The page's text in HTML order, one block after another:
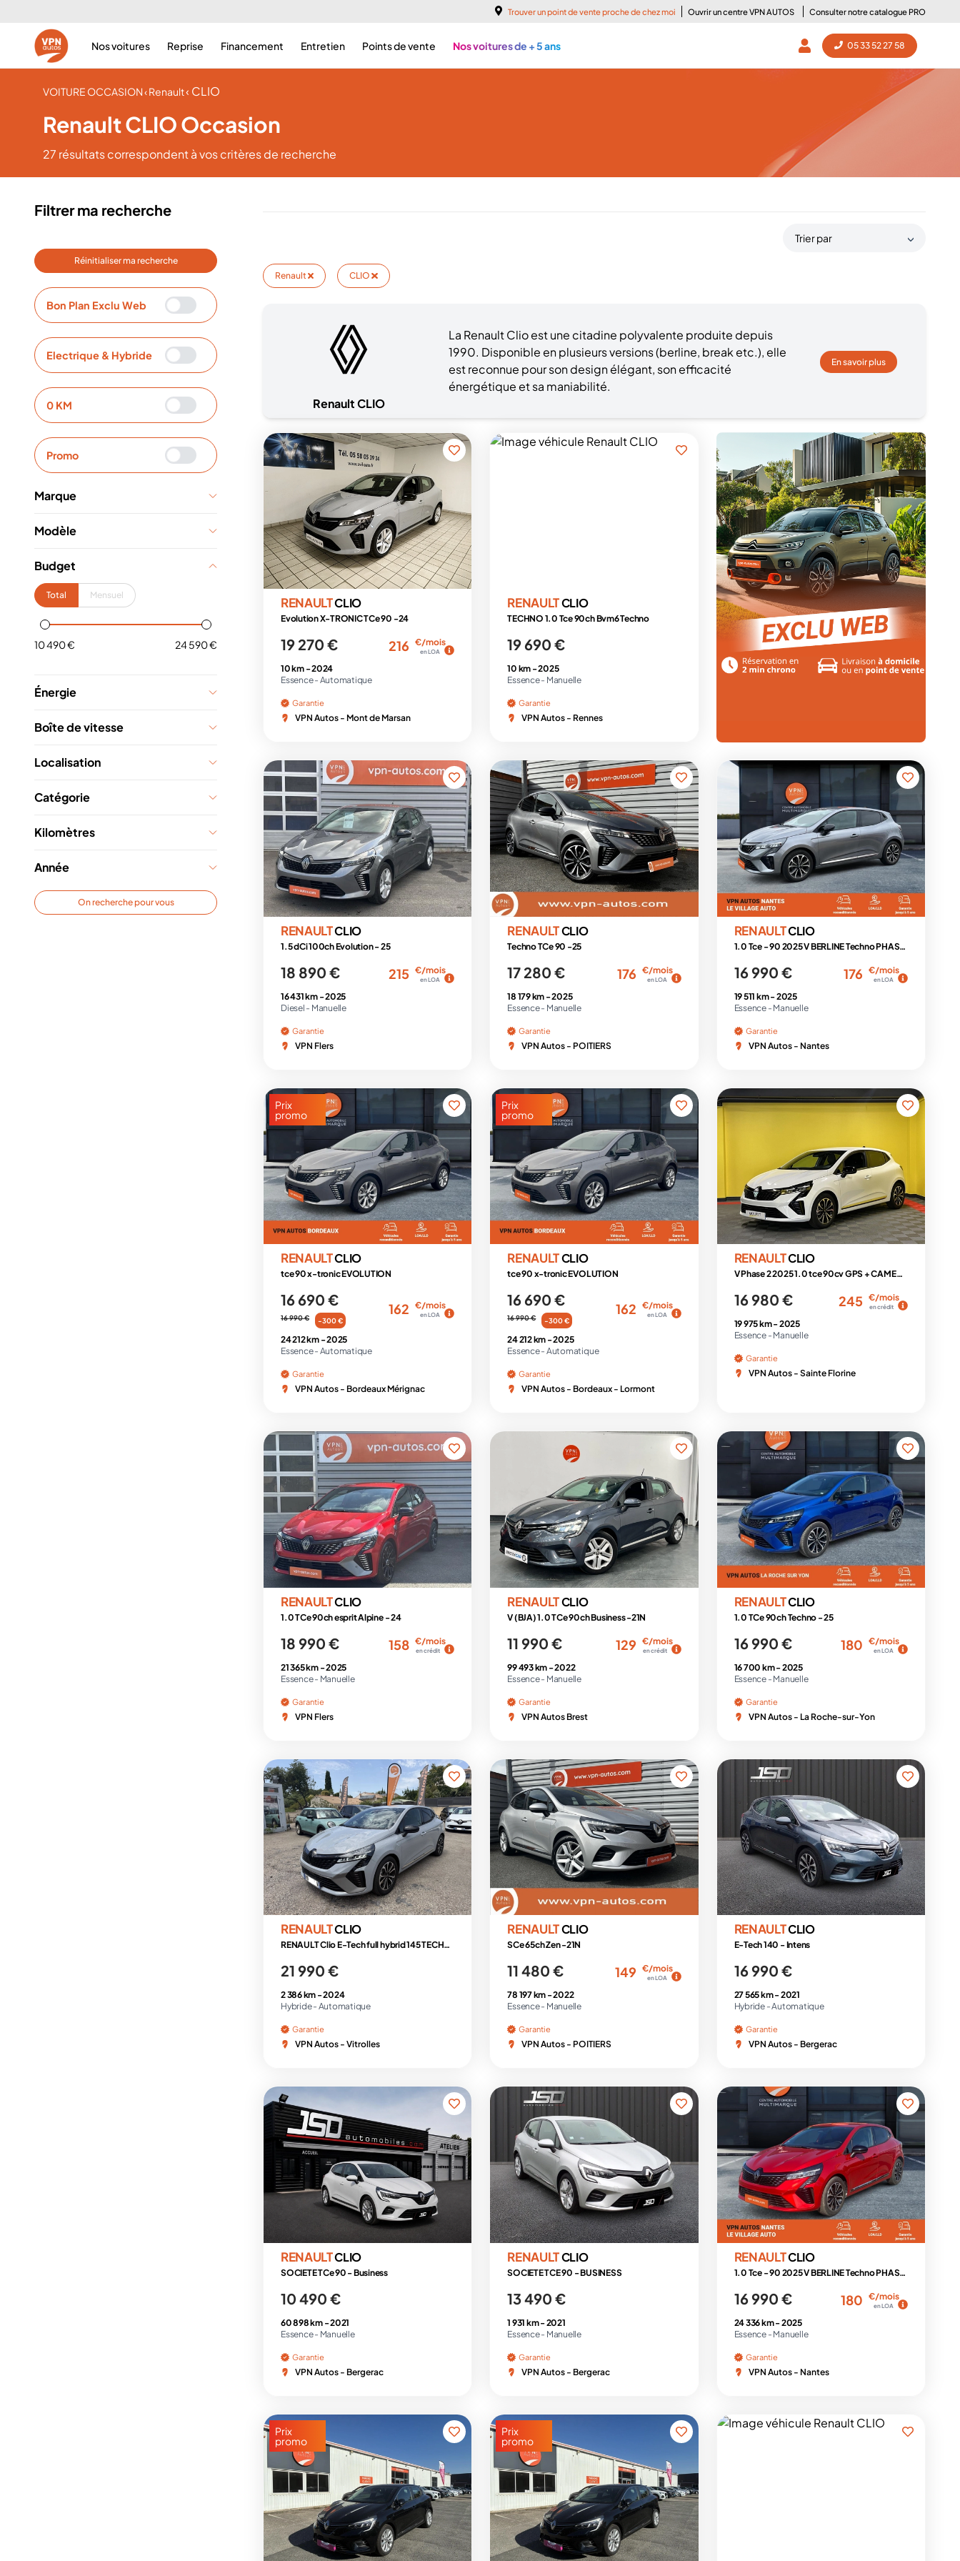
Trouver un point de vente proche de chez moi Ouvrir un centre VPN AUTOS Consulter notre catalogue PRO
05 33 52 27 58
Nos voitures Reprise Financement Entretien Points de vente Nos voitures de + 5 ans
VOITURE OCCASION‹ Renault‹ CLIO
Renault CLIO Occasion
27 résultatscorrespondent à vos critères de recherche
Filtrer ma recherche
Réinitialiser ma recherche
Bon Plan Exclu Web
Electrique & Hybride
0 KM
Promo
Marque
Modèle
Budget
Total Mensuel
10 490 € 24 590 €
Énergie
Boîte de vitesse
Localisation
Catégorie
Kilomètres
Année
On recherche pour vous
Trier par
Renault CLIO
Renault CLIO
La Renault Clio est une citadine polyvalente produite depuis
1990. Disponible en plusieurs versions (berline, break etc.), elle
est reconnue pour son design élégant, son efficacité
énergétique et sa maniabilité.
En savoir plus
RENAULTCLIO
Evolution X-TRONIC TCe 90 -24
19 270 € 216 €/mois
en LOA
10 km -2024
Essence - Automatique
Garantie
VPN Autos - Mont de Marsan
RENAULTCLIO
TECHNO 1.0 Tce 90ch Bvm6 Techno
19 690 €
10 km -2025
Essence - Manuelle
Garantie
VPN Autos - Rennes
RENAULTCLIO
1.5 dCi 100ch Evolution - 25
18 890 € 215 €/mois
en LOA
16 431 km -2025
Diesel - Manuelle
Garantie
VPN Flers
RENAULTCLIO
Techno TCe 90 -25
17 280 € 176 €/mois
en LOA
18 179 km -2025
Essence - Manuelle
Garantie
VPN Autos - POITIERS
RENAULTCLIO
1.0 Tce - 90 2025 V BERLINE Techno PHASE 2
16 990 € 176 €/mois
en LOA
19 511 km -2025
Essence - Manuelle
Garantie
VPN Autos - Nantes
Prix
promo
RENAULTCLIO
tce 90 x-tronic EVOLUTION
16 690 €
16 990 € -300 €
162 €/mois
en LOA
24 212 km -2025
Essence - Automatique
Garantie
VPN Autos - Bordeaux Mérignac
Prix
promo
RENAULTCLIO
tce 90 x-tronic EVOLUTION
16 690 €
16 990 € -300 €
162 €/mois
en LOA
24 212 km -2025
Essence - Automatique
Garantie
VPN Autos - Bordeaux - Lormont
RENAULTCLIO
V Phase 2 2025 1.0 tce 90cv GPS + CAMERA + CLIM AUTO
16 980 € 245 €/mois
en crédit
19 975 km -2025
Essence - Manuelle
Garantie
VPN Autos - Sainte Florine
RENAULTCLIO
1.0 TCe 90ch esprit Alpine - 24
18 990 € 158 €/mois
en crédit
21 365 km -2025
Essence - Manuelle
Garantie
VPN Flers
RENAULTCLIO
V (BJA) 1.0 TCe 90ch Business -21N
11 990 € 129 €/mois
en crédit
99 493 km -2022
Essence - Manuelle
Garantie
VPN Autos Brest
RENAULTCLIO
1.0 TCe 90ch Techno - 25
16 990 € 180 €/mois
en LOA
16 700 km -2025
Essence - Manuelle
Garantie
VPN Autos - La Roche-sur-Yon
RENAULTCLIO
RENAULT Clio E-Tech full hybrid 145 TECHNO 2386 KLM
21 990 €
2 386 km -2024
Hybride - Automatique
Garantie
VPN Autos - Vitrolles
RENAULTCLIO
SCe 65ch Zen -21N
11 480 € 149 €/mois
en LOA
78 197 km -2022
Essence - Manuelle
Garantie
VPN Autos - POITIERS
RENAULTCLIO
E-Tech 140 - Intens
16 990 €
27 565 km -2021
Hybride -Automatique
Garantie
VPN Autos - Bergerac
RENAULTCLIO
SOCIETE TCe 90 - Business
10 490 €
60 898 km -2021
Essence - Manuelle
Garantie
VPN Autos - Bergerac
RENAULTCLIO
SOCIETE TCE 90 - BUSINESS
13 490 €
1 931 km -2021
Essence - Manuelle
Garantie
VPN Autos - Bergerac
RENAULTCLIO
1.0 Tce - 90 2025 V BERLINE Techno PHASE 2
16 990 € 180 €/mois
en LOA
24 336 km -2025
Essence - Manuelle
Garantie
VPN Autos - Nantes
Prix
promo
Prix
promo